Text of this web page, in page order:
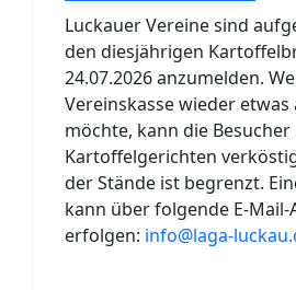
Luckauer Vereine sind
den diesjährigen
24.07.2026 anzumelden.
Vereinskasse wieder
möchte, kann die
Kartoffelgerichten
der Stände ist begrenzt.
kann über folgende E-Mail-
erfolgen: info@laga-